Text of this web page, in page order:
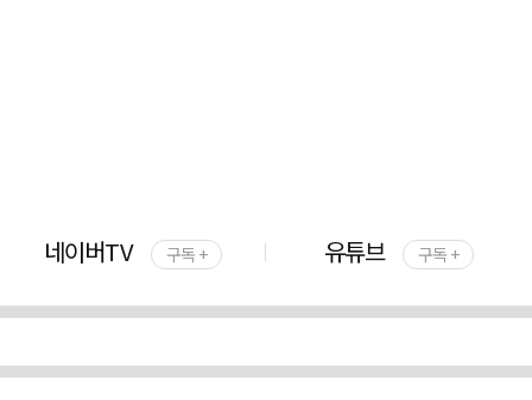
네이버TV 구독 + 유튜브 구독 +